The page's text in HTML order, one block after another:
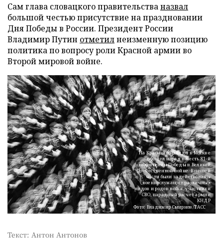
Сам глава словацкого правительстваназвал
большой честью присутствие на праздновании
Дня Победы в России. Президент России
Владимир Путин отметилнеизменную позицию
политика по вопросу роли Красной армии во
Второй мировой войне.
На Красной площади в Москве
прошел парад в честь 81-й
годовщины Победы в Великой
Отечественной войне. В пешей
части были задействованы
военнослужащие различных
видов и родов войск, участники
СВО, парадный расчет армии
КНДР
Фото: Владимир Смирнов/ТАСС
Текст: Антон Антонов